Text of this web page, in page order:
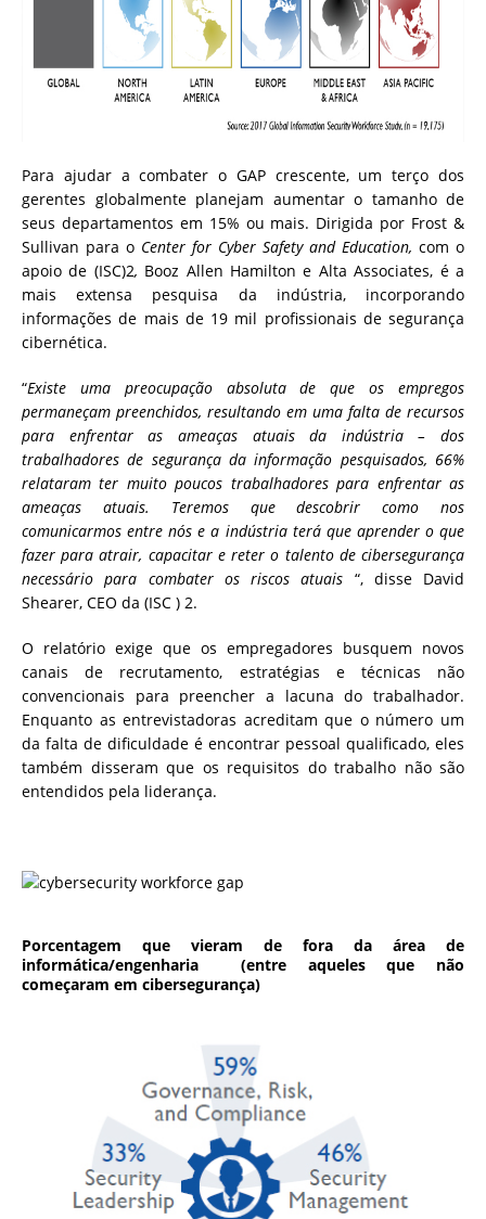
Para ajudar a combater o GAP crescente, um terço dos
gerentes globalmente planejam aumentar o tamanho de
seus departamentos em 15% ou mais. Dirigida por Frost &
Sullivan para o Center for Cyber Safety and Education, com o
apoio de (ISC)2, Booz Allen Hamilton e Alta Associates, é a
mais extensa pesquisa da indústria, incorporando
informações de mais de 19 mil profissionais de segurança
cibernética.
“Existe uma preocupação absoluta de que os empregos
permaneçam preenchidos, resultando em uma falta de recursos
para enfrentar as ameaças atuais da indústria – dos
trabalhadores de segurança da informação pesquisados, 66%
relataram ter muito poucos trabalhadores para enfrentar as
ameaças atuais. Teremos que descobrir como nos
comunicarmos entre nós e a indústria terá que aprender o que
fazer para atrair, capacitar e reter o talento de cibersegurança
necessário para combater os riscos atuais “, disse David
Shearer, CEO da (ISC ) 2.
O relatório exige que os empregadores busquem novos
canais de recrutamento, estratégias e técnicas não
convencionais para preencher a lacuna do trabalhador.
Enquanto as entrevistadoras acreditam que o número um
da falta de dificuldade é encontrar pessoal qualificado, eles
também disseram que os requisitos do trabalho não são
entendidos pela liderança.
Porcentagem que vieram de fora da área de
informática/engenharia (entre aqueles que não
começaram em cibersegurança)